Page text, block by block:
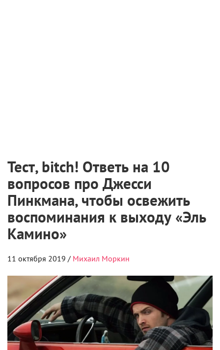
Тест, bitch! Ответь на 10
вопросов про Джесси
Пинкмана, чтобы освежить
воспоминания к выходу «Эль
Камино»
11 октября 2019 / Михаил Моркин